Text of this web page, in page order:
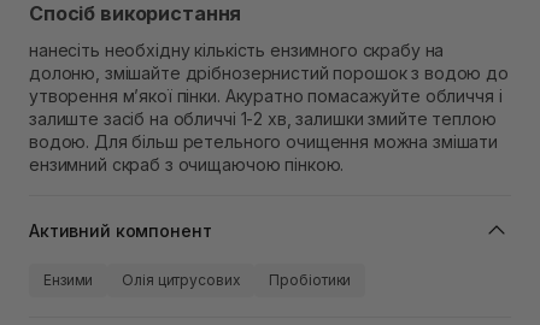
Спосіб використання
нанесіть необхідну кількість ензимного скрабу на
долоню, змішайте дрібнозернистий порошок з водою до
утворення м’якої пінки. Акуратно помасажуйте обличчя і
залиште засіб на обличчі 1-2 хв, залишки змийте теплою
водою. Для більш ретельного очищення можна змішати
ензимний скраб з очищаючою пінкою.
Активний компонент
Ензими Олія цитрусових Пробіотики